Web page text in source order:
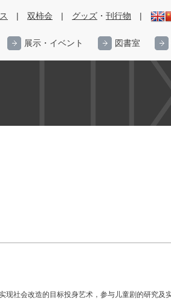
| 双柿会 | グッズ ・ 刊行物 |
展示・イベント 図書室
社会改造的目标投身艺术，参与儿童剧的研究